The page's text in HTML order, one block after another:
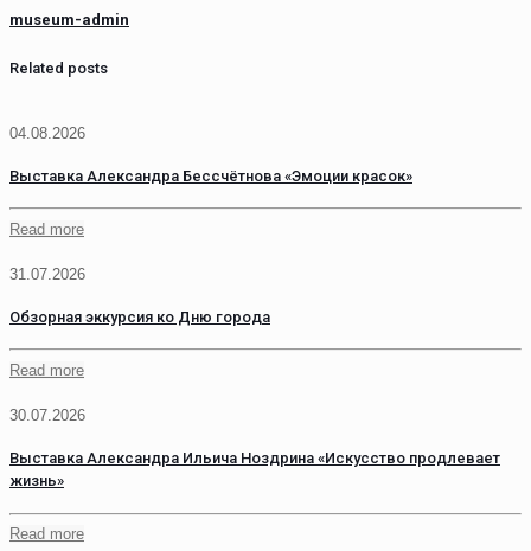
museum-admin
Related posts
04.08.2026
Выставка Александра Бессчётнова «Эмоции красок»
Read more
31.07.2026
Обзорная эккурсия ко Дню города
Read more
30.07.2026
Выставка Александра Ильича Ноздрина «Искусство продлевает
жизнь»
Read more